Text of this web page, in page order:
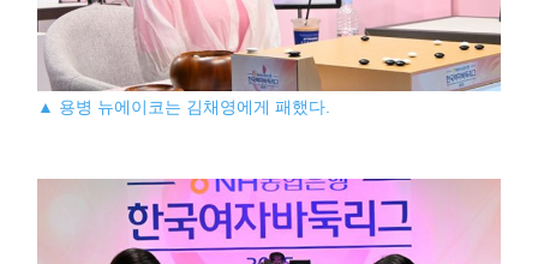
▲ 용병 뉴에이코는 김채영에게 패했다.